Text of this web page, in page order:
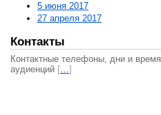
5 июня 2017
27 апреля 2017
Контакты
Контактные телефоны, дни и время
аудиенций […]